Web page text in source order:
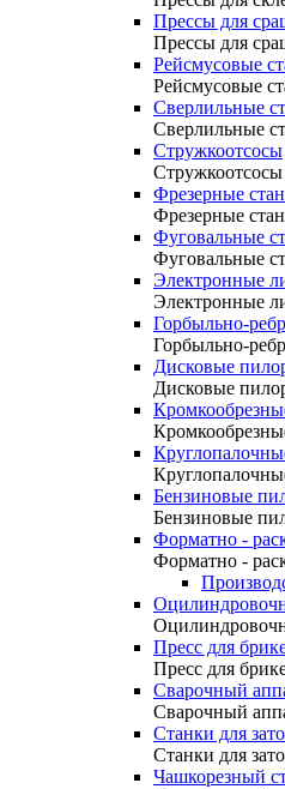
Прессы для
Прессы для
Рейсмусовые
Рейсмусовые
Сверлильные
Сверлильные
Стружкоотсосы
Стружкоотсосы
Фрезерные
Фрезерные
Фуговальные
Фуговальные
Электронные
Электронные
Горбыльно-
Горбыльно-
Дисковые
Дисковые
Бензиновые
Бензиновые
Форматно -
Форматно -
Пресс для
Пресс для
Сварочный
Сварочный
Станки для
Станки для
Чашкорезный